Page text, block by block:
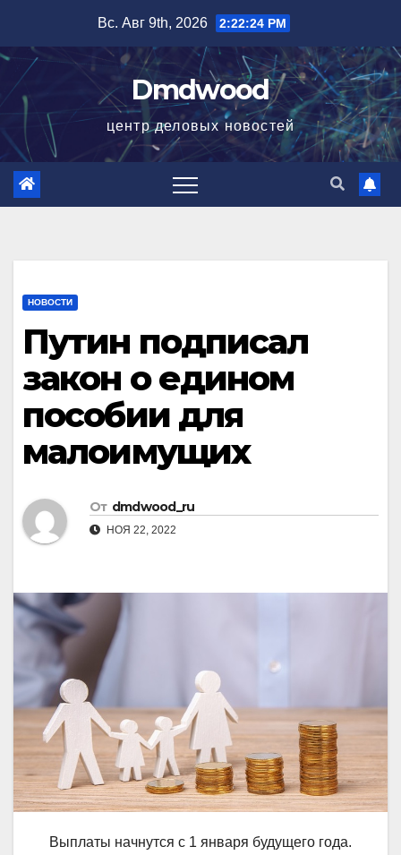
содержимому
Вс. Авг 9th, 2026 2:22:25 PM
Dmdwood
центр деловых новостей
НОВОСТИ
Путин подписал
закон о едином
пособии для
малоимущих
От dmdwood_ru
НОЯ 22, 2022
Выплаты начнутся с 1 января будущего года.